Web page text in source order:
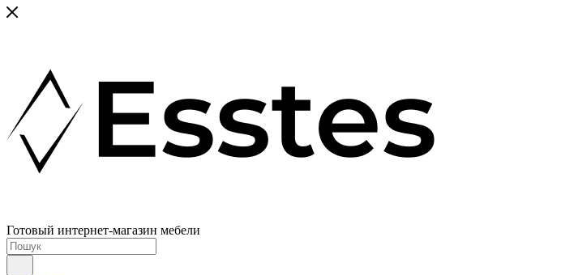
Готовый интернет-магазин мебели